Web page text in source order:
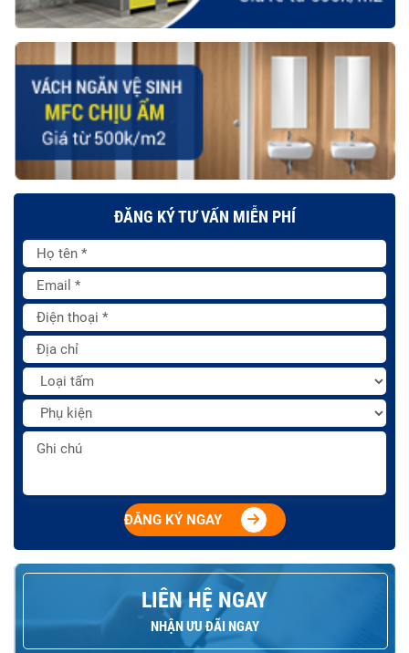
ĐĂNG KÝ TƯ VẤN MIỄN PHÍ
ĐĂNG KÝ NGAY
LIÊN HỆ NGAY
NHẬN ƯU ĐÃI NGAY